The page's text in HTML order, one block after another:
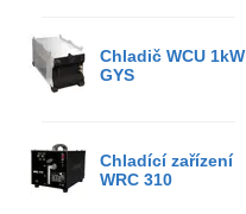
Chladič WCU 1kW
GYS
Chladící zařízení
WRC 310